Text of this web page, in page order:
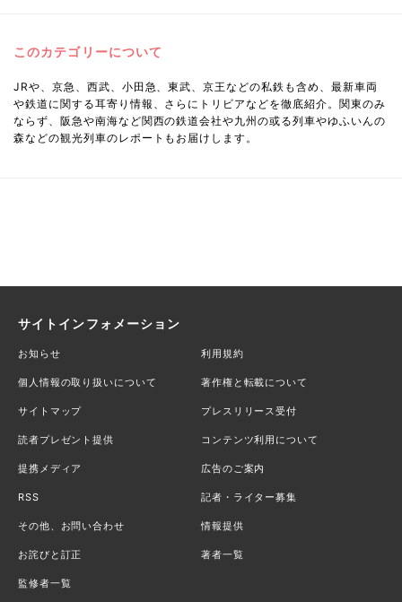
このカテゴリーについて
JRや、京急、西武、小田急、東武、京王などの私鉄も含め、最新車両
や鉄道に関する耳寄り情報、さらにトリビアなどを徹底紹介。関東のみ
ならず、阪急や南海など関西の鉄道会社や九州の或る列車やゆふいんの
森などの観光列車のレポートもお届けします。
サイトインフォメーション
お知らせ 利用規約
個人情報の取り扱いについて 著作権と転載について
サイトマップ プレスリリース受付
読者プレゼント提供 コンテンツ利用について
提携メディア 広告のご案内
RSS 記者・ライター募集
その他、お問い合わせ 情報提供
お詫びと訂正 著者一覧
監修者一覧